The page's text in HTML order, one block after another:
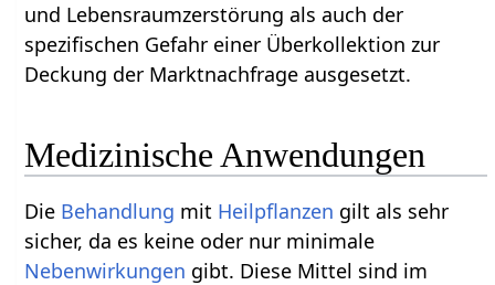
und Lebensraumzerstörung als auch der
spezifischen Gefahr einer Überkollektion zur
Deckung der Marktnachfrage ausgesetzt.
Medizinische Anwendungen
Die Behandlung mit Heilpflanzen gilt als sehr
sicher, da es keine oder nur minimale
Nebenwirkungen gibt. Diese Mittel sind im